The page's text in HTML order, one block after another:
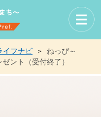
イフナビ >
ねっぴ～
ント（受付終了）